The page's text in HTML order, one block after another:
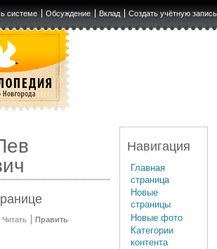
системе Обсуждение Вклад Создать учётную запись
Читать
Править
Навигация
Главная
страница
Новые
страницы
Новые фото
Категории
контента